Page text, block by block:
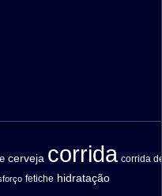
cerveja corrida corrida
fetiche hidratação